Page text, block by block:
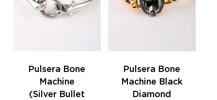
Pulsera Bone
Machine
(Silver Bullet
Pulsera Bone
Machine Black
Diamond